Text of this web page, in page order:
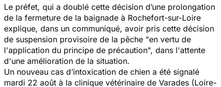
Le préfet, qui a doublé cette décision d’une prolongation
de la fermeture de la baignade à Rochefort-sur-Loire
explique, dans un communiqué, avoir pris cette décision
de suspension provisoire de la pêche "en vertu de
l'application du principe de précaution", dans l'attente
d'une amélioration de la situation.
Un nouveau cas d’intoxication de chien a été signalé
mardi 22 août à la clinique vétérinaire de Varades (Loire-